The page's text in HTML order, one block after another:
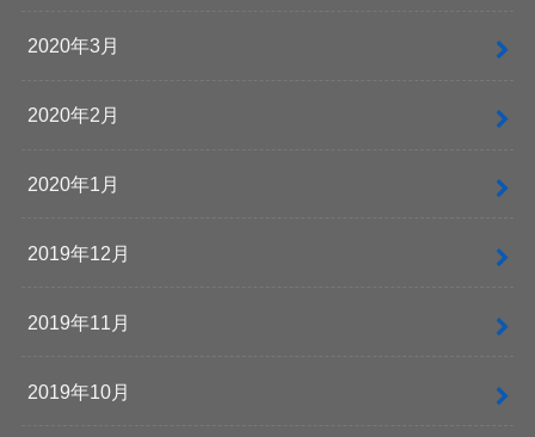
2020年3月
2020年2月
2020年1月
2019年12月
2019年11月
2019年10月